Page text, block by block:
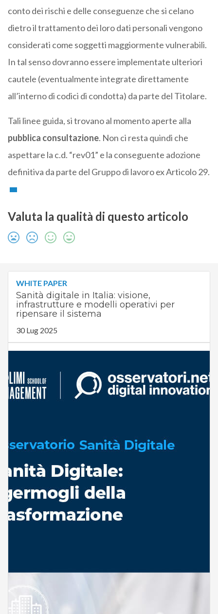
conto dei rischi e delle conseguenze che si celano
dietro il trattamento dei loro dati personali vengono
considerati come soggetti maggiormente vulnerabili.
In tal senso dovranno essere implementate ulteriori
cautele (eventualmente integrate direttamente
all’interno di codici di condotta) da parte del Titolare.
Tali linee guida, si trovano al momento aperte alla
pubblica consultazione. Non ci resta quindi che
aspettare la c.d. “rev01” e la conseguente adozione
definitiva da parte del Gruppo di lavoro ex Articolo 29.
Valuta la qualità di questo articolo
WHITE PAPER
Sanità digitale in Italia: visione,
infrastrutture e modelli operativi per
ripensare il sistema
30 Lug 2025